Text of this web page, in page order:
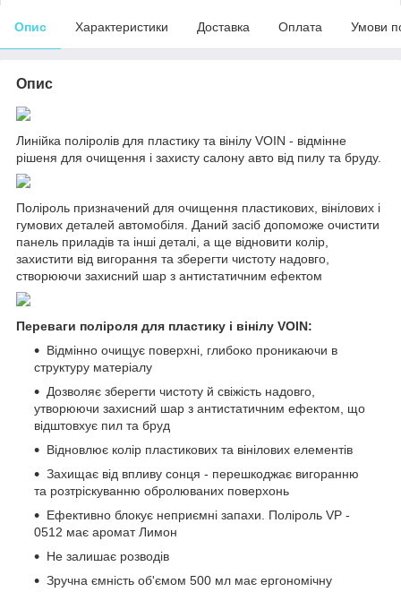
Опис Характеристики Доставка Оплата Умови
Опис
Линійка поліролів для пластику та вінілу VOIN - відмінне
рішеня для очищення і захисту салону авто від пилу та бруду.
Поліроль призначений для очищення пластикових, вінілових і
гумових деталей автомобіля. Даний засіб допоможе очистити
панель приладів та інші деталі, а ще відновити колір,
захистити від вигорання та зберегти чистоту надовго,
створюючи захисний шар з антистатичним ефектом
Переваги поліроля для пластику і вінілу VOIN:
Відмінно очищує поверхні, глибоко проникаючи в
структуру матеріалу
Дозволяє зберегти чистоту й свіжість надовго,
утворюючи захисний шар з антистатичним ефектом, що
відштовхує пил та бруд
Відновлює колір пластикових та вінілових елементів
Захищає від впливу сонця - перешкоджає вигоранню
та розтріскуванню обролюваних поверхонь
Ефективно блокує неприємні запахи. Поліроль VP -
0512 має аромат Лимон
Не залишає розводів
Зручна ємність об'ємом 500 мл має ергономічну